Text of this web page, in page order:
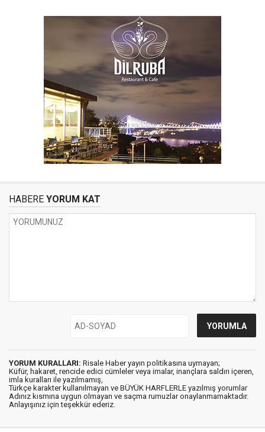
HABERE YORUM KAT
YORUM KURALLARI: Risale Haber yayın politikasına uymayan;
Küfür, hakaret, rencide edici cümleler veya imalar, inançlara saldırı içeren,
imla kuralları ile yazılmamış,
Türkçe karakter kullanılmayan ve BÜYÜK HARFLERLE yazılmış yorumlar
Adınız kısmına uygun olmayan ve saçma rumuzlar onaylanmamaktadır.
Anlayışınız için teşekkür ederiz.